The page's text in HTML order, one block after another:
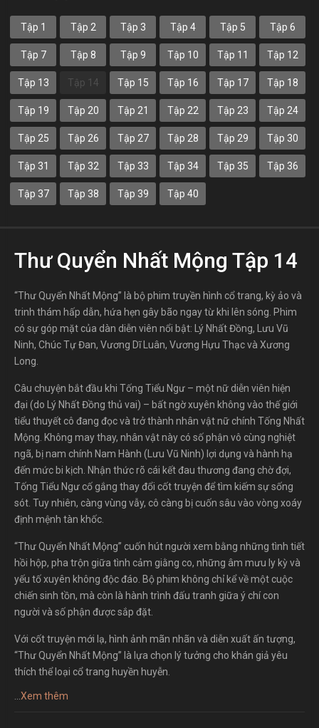
Tập 1 Tập 2 Tập 3 Tập 4 Tập 5 Tập 6
Tập 7 Tập 8 Tập 9 Tập 10 Tập 11 Tập 12
Tập 13 Tập 14 Tập 15 Tập 16 Tập 17 Tập 18
Tập 19 Tập 20 Tập 21 Tập 22 Tập 23 Tập 24
Tập 25 Tập 26 Tập 27 Tập 28 Tập 29 Tập 30
Tập 31 Tập 32 Tập 33 Tập 34 Tập 35 Tập 36
Tập 37 Tập 38 Tập 39 Tập 40
Thư Quyển Nhất Mộng Tập 14
“Thư Quyển Nhất Mộng” là bộ phim truyền hình cổ trang, kỳ ảo và
trinh thám hấp dẫn, hứa hẹn gây bão ngay từ khi lên sóng. Phim
có sự góp mặt của dàn diễn viên nổi bật: Lý Nhất Đồng, Lưu Vũ
Ninh, Chúc Tự Đan, Vương Dĩ Luân, Vương Hựu Thạc và Xương
Long.
Câu chuyện bắt đầu khi Tống Tiểu Ngư – một nữ diễn viên hiện
đại (do Lý Nhất Đồng thủ vai) – bất ngờ xuyên không vào thế giới
tiểu thuyết cô đang đọc và trở thành nhân vật nữ chính Tống Nhất
Mộng. Không may thay, nhân vật này có số phận vô cùng nghiệt
ngã, bị nam chính Nam Hành (Lưu Vũ Ninh) lợi dụng và hành hạ
đến mức bi kịch. Nhận thức rõ cái kết đau thương đang chờ đợi,
Tống Tiểu Ngư cố gắng thay đổi cốt truyện để tìm kiếm sự sống
sót. Tuy nhiên, càng vùng vẫy, cô càng bị cuốn sâu vào vòng xoáy
định mệnh tàn khốc.
“Thư Quyển Nhất Mộng” cuốn hút người xem bằng những tình tiết
hồi hộp, pha trộn giữa tình cảm giằng co, những âm mưu ly kỳ và
yếu tố xuyên không độc đáo. Bộ phim không chỉ kể về một cuộc
chiến sinh tồn, mà còn là hành trình đấu tranh giữa ý chí con
người và số phận được sắp đặt.
Với cốt truyện mới lạ, hình ảnh mãn nhãn và diễn xuất ấn tượng,
“Thư Quyển Nhất Mộng” là lựa chọn lý tưởng cho khán giả yêu
thích thể loại cổ trang huyền huyễn.
Xem thêm